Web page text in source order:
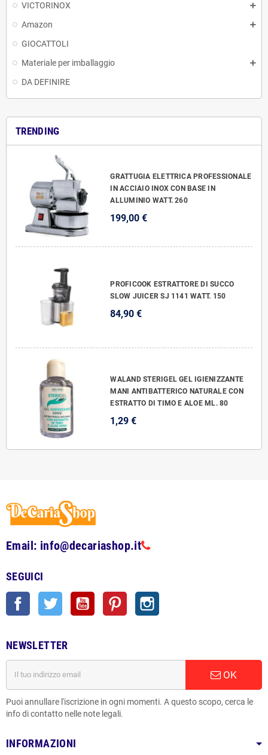
VICTORINOX
Amazon
GIOCATTOLI
Materiale per imballaggio
DA DEFINIRE
TRENDING
GRATTUGIA ELETTRICA PROFESSIONALE
IN ACCIAIO INOX CON BASE IN
ALLUMINIO WATT. 260
199,00 €
PROFICOOK ESTRATTORE DI SUCCO
SLOW JUICER SJ 1141 WATT. 150
84,90 €
WALAND STERIGEL GEL IGIENIZZANTE
MANI ANTIBATTERICO NATURALE CON
ESTRATTO DI TIMO E ALOE ML. 80
1,29 €
Email: info@decariashop.it
SEGUICI
Facebook Twitter YouTube Pinterest
NEWSLETTER
OK
Puoi annullare l'iscrizione in ogni momenti. A questo scopo, cerca le
info di contatto nelle note legali.
INFORMAZIONI